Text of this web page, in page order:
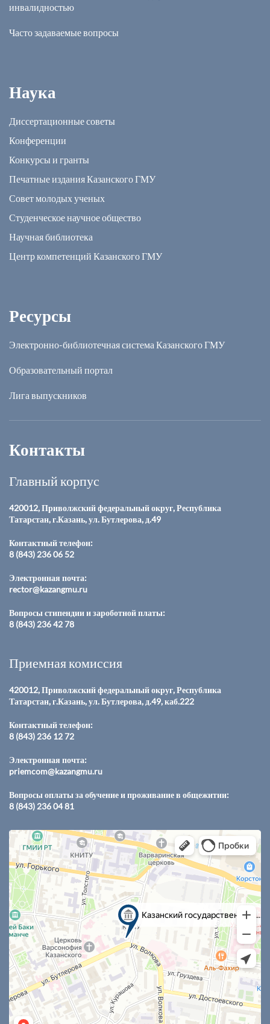
инвалидностью
Часто задаваемые вопросы
Наука
Диссертационные советы
Конференции
Конкурсы и гранты
Печатные издания Казанского ГМУ
Совет молодых ученых
Студенческое научное общество
Научная библиотека
Центр компетенций Казанского ГМУ
Ресурсы
Электронно-библиотечная система Казанского ГМУ
Образовательный портал
Лига выпускников
Контакты
Главный корпус
420012, Приволжский федеральный округ, Республика
Татарстан, г.Казань, ул. Бутлерова, д.49
Контактный телефон:
8 (843) 236 06 52
Электронная почта:
rector@kazangmu.ru
Вопросы стипендии и зароботной платы:
8 (843) 236 42 78
Приемная комиссия
420012, Приволжский федеральный округ, Республика
Татарстан, г.Казань, ул. Бутлерова, д.49, каб.222
Контактный телефон:
8 (843) 236 12 72
Электронная почта:
priemcom@kazangmu.ru
Вопросы оплаты за обучение и проживание в общежитии:
8 (843) 236 04 81